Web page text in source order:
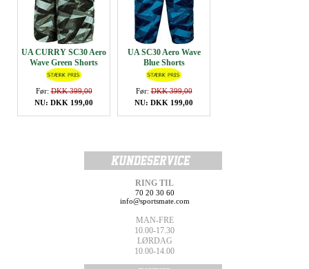
UA CURRY SC30 Aero
Wave Green Shorts
Før:DKK 399,00
NU: DKK 199,00
UA SC30 Aero Wave
Blue Shorts
Før:DKK 399,00
NU: DKK 199,00
RING TIL
70 20 30 60
info@sportsmate.com
MAN-FRE
10.00-17.30
LØRDAG
10.00-14.00